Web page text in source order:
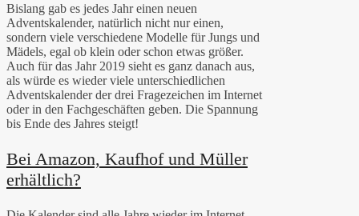
Bislang gab es jedes Jahr einen neuen
Adventskalender, natürlich nicht nur einen,
sondern viele verschiedene Modelle für Jungs und
Mädels, egal ob klein oder schon etwas größer.
Auch für das Jahr 2019 sieht es ganz danach aus,
als würde es wieder viele unterschiedlichen
Adventskalender der drei Fragezeichen im Internet
oder in den Fachgeschäften geben. Die Spannung
bis Ende des Jahres steigt!
Bei Amazon, Kaufhof und Müller
erhältlich?